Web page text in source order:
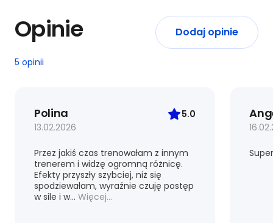
Opinie
5 opinii
Dodaj opinie
Polina
13.02.2026
5.0
Przez jakiś czas trenowałam z innym
trenerem i widzę ogromną różnicę.
Efekty przyszły szybciej, niż się
spodziewałam, wyraźnie czuję postęp
w sile i w... Więcej...